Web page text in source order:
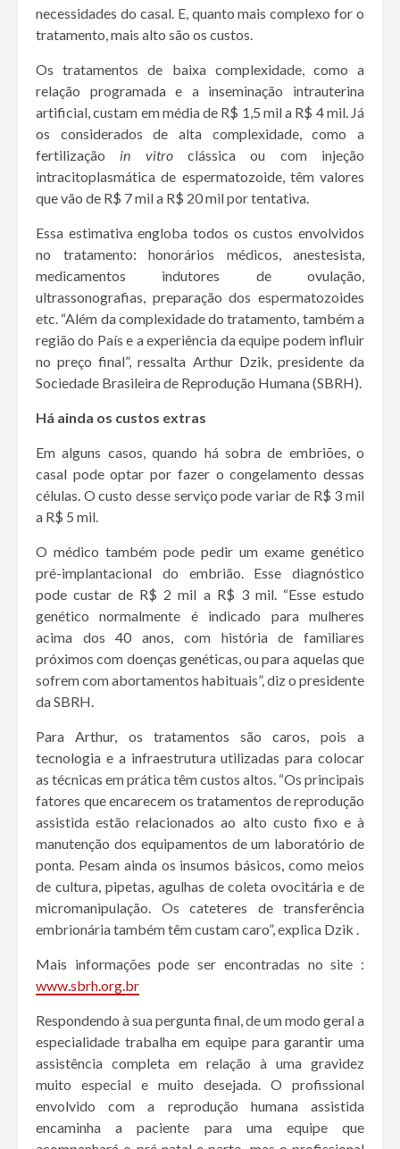
necessidades do casal. E, quanto mais complexo for o
tratamento, mais alto são os custos.
Os tratamentos de baixa complexidade, como a
relação programada e a inseminação intrauterina
artificial, custam em média de R$ 1,5 mil a R$ 4 mil. Já
os considerados de alta complexidade, como a
fertilização in vitroclássica ou com injeção
intracitoplasmática de espermatozoide, têm valores
que vão de R$ 7 mil a R$ 20 mil por tentativa.
Essa estimativa engloba todos os custos envolvidos
no tratamento: honorários médicos, anestesista,
medicamentos indutores de ovulação,
ultrassonografias, preparação dos espermatozoides
etc. “Além da complexidade do tratamento, também a
região do País e a experiência da equipe podem influir
no preço final”, ressalta Arthur Dzik, presidente da
Sociedade Brasileira de Reprodução Humana (SBRH).
Há ainda os custos extras
Em alguns casos, quando há sobra de embriões, o
casal pode optar por fazer o congelamento dessas
células. O custo desse serviço pode variar de R$ 3 mil
a R$ 5 mil.
O médico também pode pedir um exame genético
pré-implantacional do embrião. Esse diagnóstico
pode custar de R$ 2 mil a R$ 3 mil. “Esse estudo
genético normalmente é indicado para mulheres
acima dos 40 anos, com história de familiares
próximos com doenças genéticas, ou para aquelas que
sofrem com abortamentos habituais”, diz o presidente
da SBRH.
Para Arthur, os tratamentos são caros, pois a
tecnologia e a infraestrutura utilizadas para colocar
as técnicas em prática têm custos altos. “Os principais
fatores que encarecem os tratamentos de reprodução
assistida estão relacionados ao alto custo fixo e à
manutenção dos equipamentos de um laboratório de
ponta. Pesam ainda os insumos básicos, como meios
de cultura, pipetas, agulhas de coleta ovocitária e de
micromanipulação. Os cateteres de transferência
embrionária também têm custam caro”, explica Dzik .
Mais informações pode ser encontradas no site :
www.sbrh.org.br
Respondendo à sua pergunta final, de um modo geral a
especialidade trabalha em equipe para garantir uma
assistência completa em relação à uma gravidez
muito especial e muito desejada. O profissional
envolvido com a reprodução humana assistida
encaminha a paciente para uma equipe que